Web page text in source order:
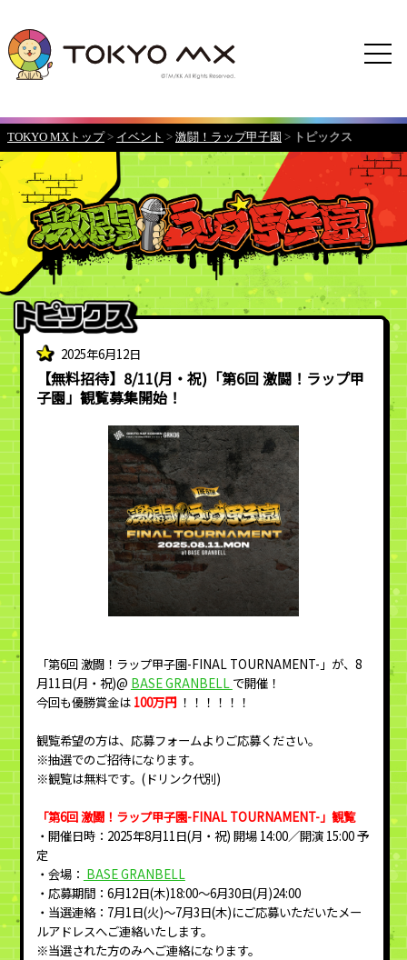
TOKYO MXトップ> イベント > 激闘！ラップ甲子園 > トピックス
2025年6月12日
【無料招待】8/11(月・祝)「第6回 激闘！ラップ甲
子園」観覧募集開始！
「第6回 激闘！ラップ甲子園-FINAL TOURNAMENT-」が、8
月11日(月・祝)@ BASE GRANBELL で開催！
今回も優勝賞金は100万円 ！！！！！！
観覧希望の方は、応募フォームよりご応募ください。
※抽選でのご招待になります。
※観覧は無料です。(ドリンク代別)
「第6回 激闘！ラップ甲子園-FINAL TOURNAMENT-」観覧
・開催日時：2025年8月11日(月・祝) 開場 14:00／開演 15:00 予
定
・会場： BASE GRANBELL
・応募期間：6月12日(木)18:00～6月30日(月)24:00
・当選連絡：7月1日(火)～7月3日(木)にご応募いただいたメー
ルアドレスへご連絡いたします。
※当選された方のみへご連絡になります。